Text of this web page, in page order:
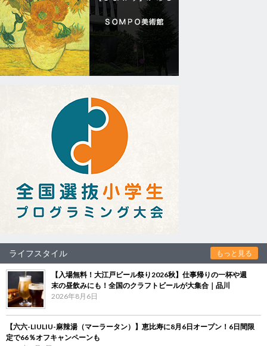
ライフスタイル もっと見る
【入場無料！大江戸ビール祭り2026秋】仕事帰りの一杯や週
末の昼飲みにも！全国のクラフトビールが大集合｜品川
2026年8月6日
【六六-LIULIU-麻辣湯（マーラータン）】恵比寿に8月6日オープン！6日間限
定で66％オフキャンペーンも